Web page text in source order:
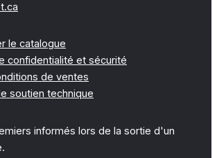
le catalogue
confidentialité et sécurité
de ventes
soutien technique
informés lors de la sortie d'un